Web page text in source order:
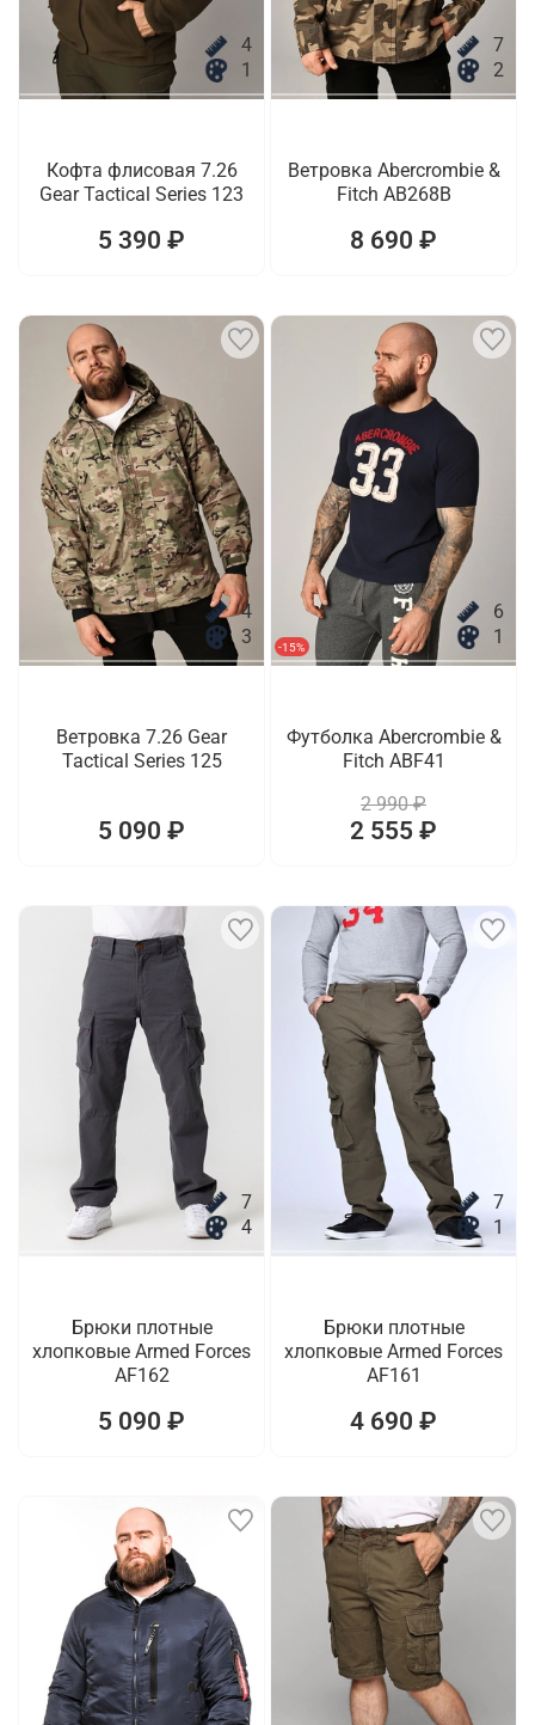
4
1
Кофта флисовая 7.26
Gear Tactical Series 123
5 390 ₽
7
2
Ветровка Abercrombie &
Fitch AB268B
8 690 ₽
4
3
Ветровка 7.26 Gear
Tactical Series 125
5 090 ₽
-15%
6
1
Футболка Abercrombie &
Fitch ABF41
2 990 ₽
2 555 ₽
7
4
Брюки плотные
хлопковые Armed Forces
AF162
5 090 ₽
7
1
Брюки плотные
хлопковые Armed Forces
AF161
4 690 ₽